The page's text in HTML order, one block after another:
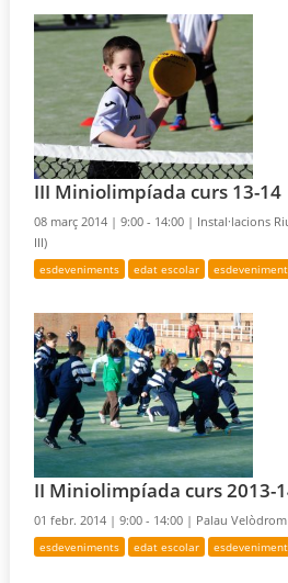
III Miniolimpíada curs 13-14
08 març 2014 |9:00 - 14:00 | Instal·lacions
III)
esdeveniments edat escolar
II Miniolimpíada curs 2013-
01 febr. 2014 |9:00 - 14:00 | Palau
esdeveniments edat escolar